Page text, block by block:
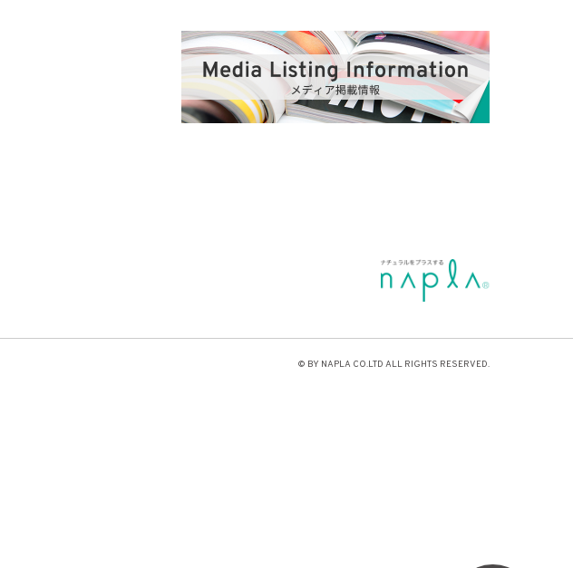
© BY NAPLA CO.LTD ALL RIGHTS RESERVED.